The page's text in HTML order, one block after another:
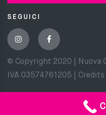
SEGUICI
© Copyright 2020 | Nuova
IVA 03574761205 | Credits